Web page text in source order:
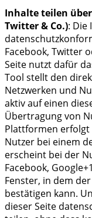
Inhalte teilen über
Twitter & Co.): Die
Facebook, Twitter
Seite nutzt dafür
Tool stellt den
Netzwerken und
aktiv auf einen
Übertragung von
Plattformen erfolgt
Nutzer bei einem
erscheint bei der
Facebook,
Fenster, in dem
bestätigen kann.
dieser Seite